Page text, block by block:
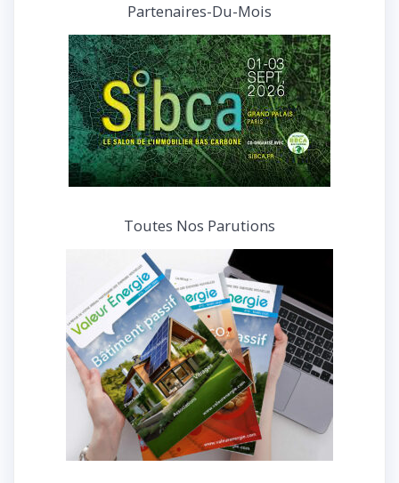
interviews
Partenaires-Du-Mois
Toutes Nos Parutions